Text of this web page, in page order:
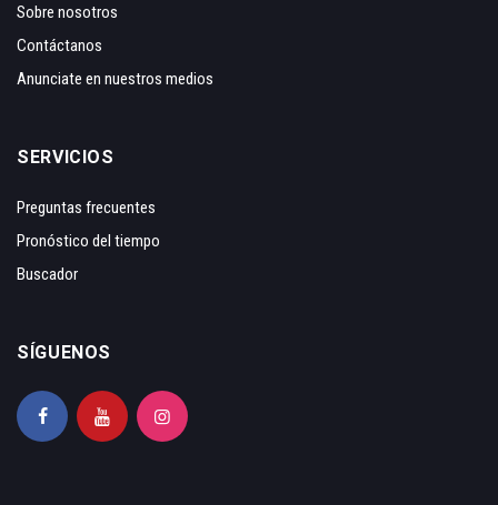
Sobre nosotros
Contáctanos
Anunciate en nuestros medios
SERVICIOS
Preguntas frecuentes
Pronóstico del tiempo
Buscador
SÍGUENOS